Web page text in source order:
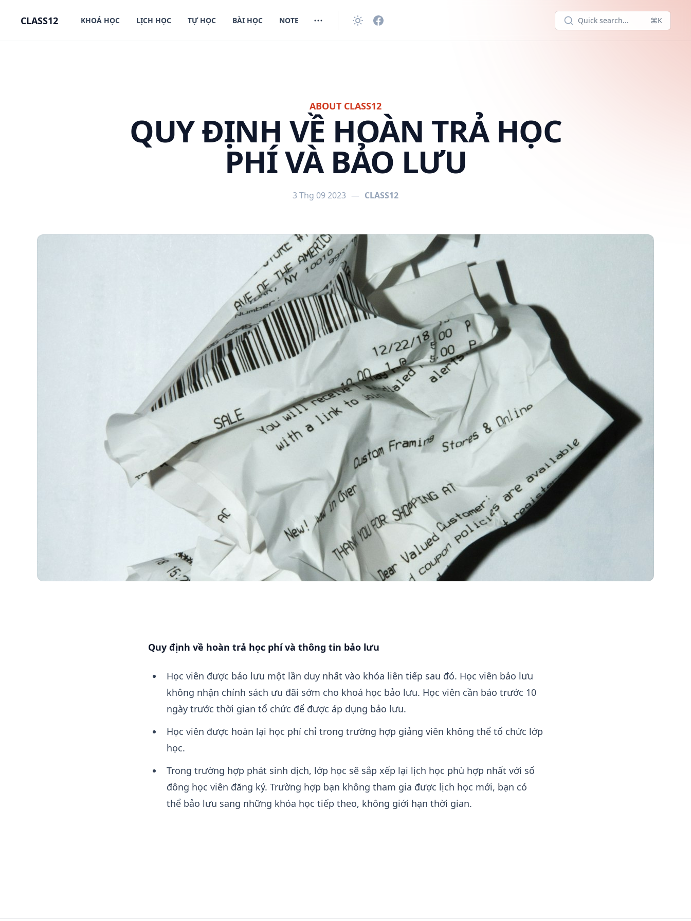
CLASS12 KHOÁ HỌC LỊCH HỌC TỰ HỌC BÀI HỌC NOTE Quick search... ⌘K
ABOUT CLASS12
QUY ĐỊNH VỀ HOÀN TRẢ HỌC
PHÍ VÀ BẢO LƯU
3 Thg 09 2023 — CLASS12
QUY ĐỊNH VỀ HOÀN TRẢ HỌC PHÍ VÀ BẢO LƯU
Quy định về hoàn trả học phí và thông tin bảo lưu
Học viên được bảo lưu một lần duy nhất vào khóa liên tiếp sau đó. Học viên bảo lưu
không nhận chính sách ưu đãi sớm cho khoá học bảo lưu. Học viên cần báo trước 10
ngày trước thời gian tổ chức để được áp dụng bảo lưu.
Học viên được hoàn lại học phí chỉ trong trường hợp giảng viên không thể tổ chức lớp
học.
Trong trường hợp phát sinh dịch, lớp học sẽ sắp xếp lại lịch học phù hợp nhất với số
đông học viên đăng ký. Trường hợp bạn không tham gia được lịch học mới, bạn có
thể bảo lưu sang những khóa học tiếp theo, không giới hạn thời gian.